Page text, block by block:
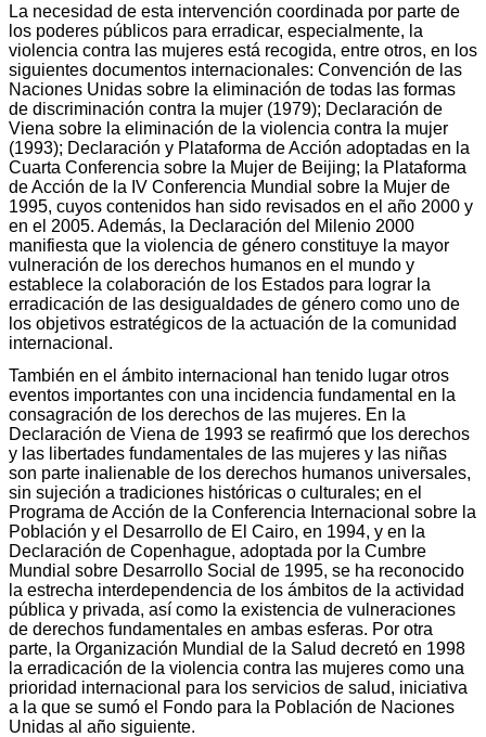
La necesidad de esta intervención coordinada por parte de
los poderes públicos para erradicar, especialmente, la
violencia contra las mujeres está recogida, entre otros, en los
siguientes documentos internacionales: Convención de las
Naciones Unidas sobre la eliminación de todas las formas
de discriminación contra la mujer (1979); Declaración de
Viena sobre la eliminación de la violencia contra la mujer
(1993); Declaración y Plataforma de Acción adoptadas en la
Cuarta Conferencia sobre la Mujer de Beijing; la Plataforma
de Acción de la IV Conferencia Mundial sobre la Mujer de
1995, cuyos contenidos han sido revisados en el año 2000 y
en el 2005. Además, la Declaración del Milenio 2000
manifiesta que la violencia de género constituye la mayor
vulneración de los derechos humanos en el mundo y
establece la colaboración de los Estados para lograr la
erradicación de las desigualdades de género como uno de
los objetivos estratégicos de la actuación de la comunidad
internacional.
También en el ámbito internacional han tenido lugar otros
eventos importantes con una incidencia fundamental en la
consagración de los derechos de las mujeres. En la
Declaración de Viena de 1993 se reafirmó que los derechos
y las libertades fundamentales de las mujeres y las niñas
son parte inalienable de los derechos humanos universales,
sin sujeción a tradiciones históricas o culturales; en el
Programa de Acción de la Conferencia Internacional sobre la
Población y el Desarrollo de El Cairo, en 1994, y en la
Declaración de Copenhague, adoptada por la Cumbre
Mundial sobre Desarrollo Social de 1995, se ha reconocido
la estrecha interdependencia de los ámbitos de la actividad
pública y privada, así como la existencia de vulneraciones
de derechos fundamentales en ambas esferas. Por otra
parte, la Organización Mundial de la Salud decretó en 1998
la erradicación de la violencia contra las mujeres como una
prioridad internacional para los servicios de salud, iniciativa
a la que se sumó el Fondo para la Población de Naciones
Unidas al año siguiente.